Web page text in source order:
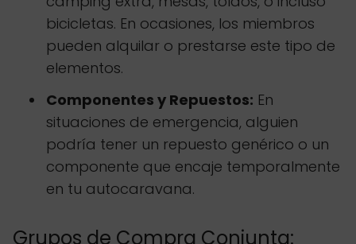
bicicletas. En ocasiones, los miembros
pueden alquilar o prestarse este tipo de
elementos.
Componentes y Repuestos: En
situaciones de emergencia, alguien
podría tener un repuesto genérico o un
componente que encaje temporalmente
en tu autocaravana.
Grupos de Compra Conjunta: